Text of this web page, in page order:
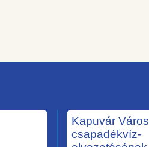
Kapuvár Város
csapadékvíz-